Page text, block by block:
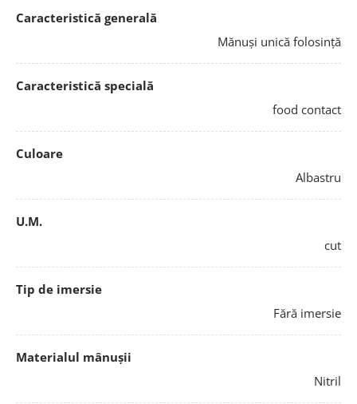
Caracteristică generală
Mănuși unică folosință
Caracteristică specială
food contact
Culoare
Albastru
U.M.
cut
Tip de imersie
Fără imersie
Materialul mânușii
Nitril